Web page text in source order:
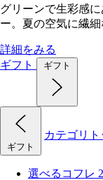
グリーンで生彩感
ー。夏の空気に繊
詳細をみる
ギフト
ギフト
ギフト
カテゴリト
選べるコフレ